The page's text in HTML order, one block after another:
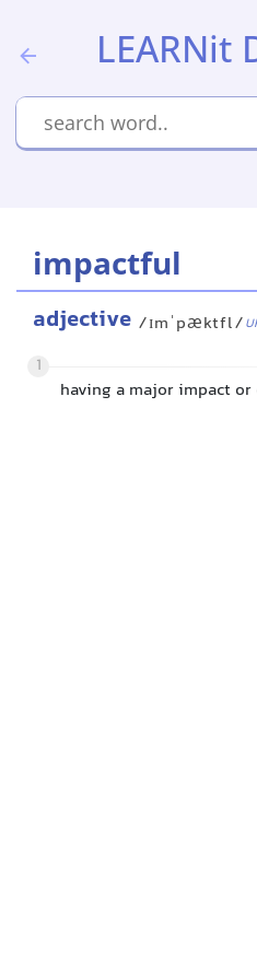
LEARNit
impactful
adjective /ɪmˈpæktfl/
1
having a major impact or